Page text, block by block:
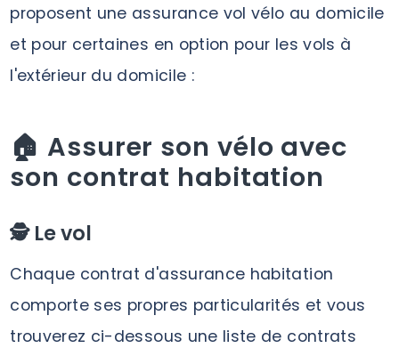
proposent une assurance vol vélo au domicile
et pour certaines en option pour les vols à
l'extérieur du domicile :
🏠 Assurer son vélo avec
son contrat habitation
🕵️ Le vol
Chaque contrat d'assurance habitation
comporte ses propres particularités et vous
trouverez ci-dessous une liste de contrats